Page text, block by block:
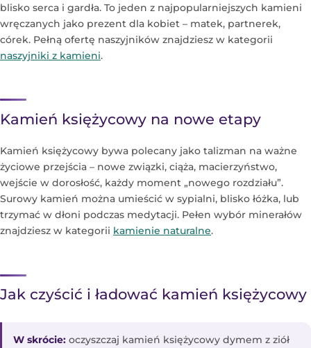
blisko serca i gardła. To jeden z najpopularniejszych kamieni
wręczanych jako prezent dla kobiet – matek, partnerek,
córek. Pełną ofertę naszyjników znajdziesz w kategorii
naszyjniki z kamieni.
Kamień księżycowy na nowe etapy
Kamień księżycowy bywa polecany jako talizman na ważne
życiowe przejścia – nowe związki, ciąża, macierzyństwo,
wejście w dorosłość, każdy moment „nowego rozdziału”.
Surowy kamień można umieścić w sypialni, blisko łóżka, lub
trzymać w dłoni podczas medytacji. Pełen wybór minerałów
znajdziesz w kategorii kamienie naturalne.
Jak czyścić i ładować kamień księżycowy
W skrócie: oczyszczaj kamień księżycowy dymem z ziół